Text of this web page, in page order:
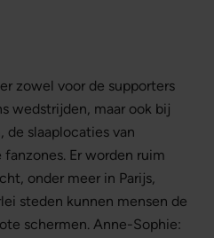
zowel voor de supporters
wedstrijden, maar ook bij
de slaaplocaties van
Er worden ruim
onder meer in Parijs,
steden kunnen mensen de
schermen. Anne-Sophie: